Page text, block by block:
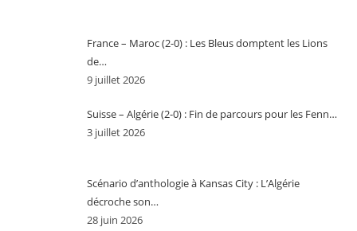
France – Maroc (2-0) : Les Bleus domptent les Lions
de…
9 juillet 2026
Suisse – Algérie (2-0) : Fin de parcours pour les Fenn…
3 juillet 2026
Scénario d’anthologie à Kansas City : L’Algérie
décroche son…
28 juin 2026